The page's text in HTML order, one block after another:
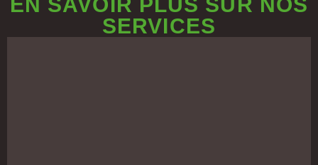
EN SAVOIR PLUS SUR NOS
SERVICES